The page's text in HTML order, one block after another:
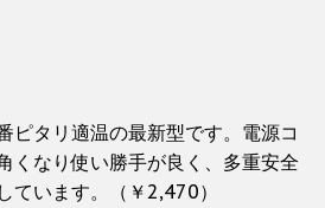
ピタリ適温の最新型です。電源コ
くなり使い勝手が良く、多重安全
ています。（￥2,470）